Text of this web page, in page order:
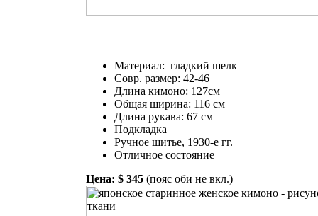
Материал: гладкий шелк
Совр. размер: 42-46
Длина кимоно: 127см
Общая ширина: 116 см
Длина рукава: 67 см
Подкладка
Ручное шитье, 1930-е гг.
Отличное состояние
Цена: $ 345(пояс оби не вкл.)